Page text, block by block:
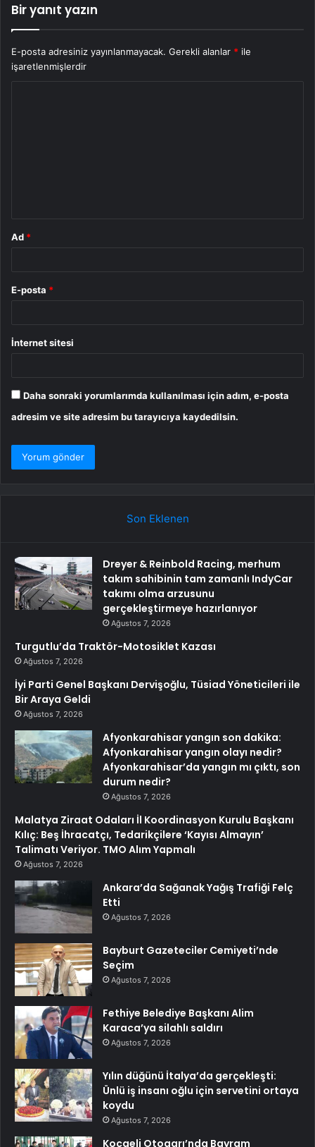
Bir yanıt yazın
E-posta adresiniz yayınlanmayacak. Gerekli alanlar * ile
işaretlenmişlerdir
Ad *
E-posta *
İnternet sitesi
Daha sonraki yorumlarımda kullanılması için adım, e-posta
adresim ve site adresim bu tarayıcıya kaydedilsin.
Son Eklenen
Dreyer & Reinbold Racing, merhum
takım sahibinin tam zamanlı IndyCar
takımı olma arzusunu
gerçekleştirmeye hazırlanıyor
Ağustos 7, 2026
Turgutlu’da Traktör-Motosiklet Kazası
Ağustos 7, 2026
İyi Parti Genel Başkanı Dervişoğlu, Tüsiad Yöneticileri ile
Bir Araya Geldi
Ağustos 7, 2026
Afyonkarahisar yangın son dakika:
Afyonkarahisar yangın olayı nedir?
Afyonkarahisar’da yangın mı çıktı, son
durum nedir?
Ağustos 7, 2026
Malatya Ziraat Odaları İl Koordinasyon Kurulu Başkanı
Kılıç: Beş İhracatçı, Tedarikçilere ‘Kayısı Almayın’
Talimatı Veriyor. TMO Alım Yapmalı
Ağustos 7, 2026
Ankara’da Sağanak Yağış Trafiği Felç
Etti
Ağustos 7, 2026
Bayburt Gazeteciler Cemiyeti’nde
Seçim
Ağustos 7, 2026
Fethiye Belediye Başkanı Alim
Karaca’ya silahlı saldırı
Ağustos 7, 2026
Yılın düğünü İtalya’da gerçekleşti:
Ünlü iş insanı oğlu için servetini ortaya
koydu
Ağustos 7, 2026
Kocaeli Otogarı’nda Bayram